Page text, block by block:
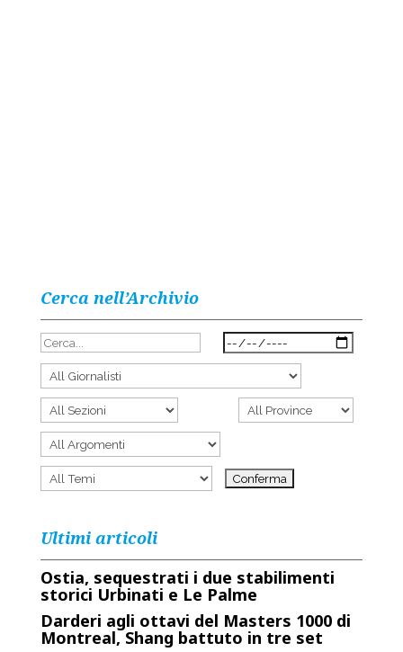
Cerca nell’Archivio
Ultimi articoli
Ostia, sequestrati i due stabilimenti
storici Urbinati e Le Palme
Darderi agli ottavi del Masters 1000 di
Montreal, Shang battuto in tre set